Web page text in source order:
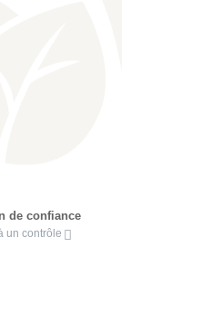
de confiance
un contrôle